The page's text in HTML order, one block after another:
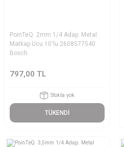
PoinTeQ 2mm 1/4 Adap. Metal
Matkap Ucu 10'lu 2608577540
Bosch
797,00 TL
Stokta yok
TÜKENDİ